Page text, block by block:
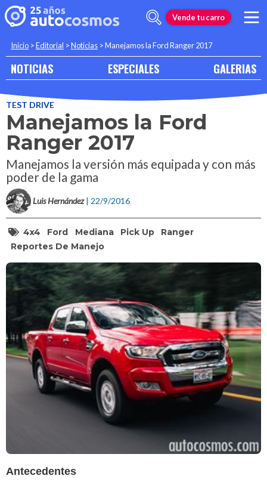
Vende tu carro
Inicio >Editorial >Noticias >Manejamos la Ford Ranger 2017
NOTICIAS ESPECIALES GALERIAS
TEST DRIVE
Manejamos la Ford
Ranger 2017
Manejamos la versión más equipada y con más
poder de la gama
Luis Hernández | 22/9/2016
4x4 Ford Mediana Pick Up
Ranger
Reportes De Manejo
Antecedentes